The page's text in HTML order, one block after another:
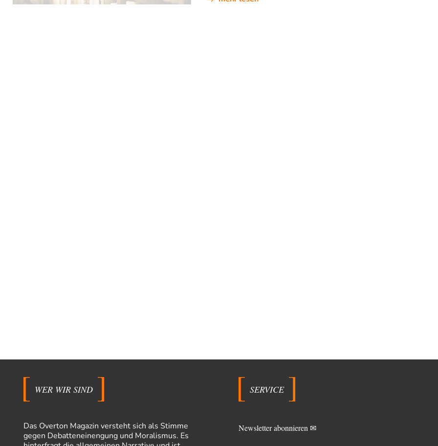
WER WIR SIND
Das Overton Magazin versteht sich als Stimme
gegen Debatteneinengung und Moralismus. Es
SERVICE
Newsletter abonnieren ✉